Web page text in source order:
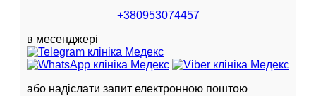
+380953074457
в месенджері
або надіслати запит електронною поштою